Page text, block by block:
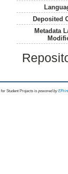
Deposited
Metadata
Student Projects is powored by